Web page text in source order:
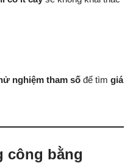
nghiệm tham số để tìm giá
công bằng